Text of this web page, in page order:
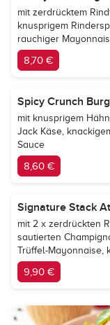
mit zerdrücktem
knusprigem
rauchiger
8,70 €
Spicy Crunch
mit knusprigem
Jack Käse,
Sauce
8,60 €
Signature Stack
mit 2 x zerdrückten
sautierten
Trüffel-Mayonnaise,
9,90 €